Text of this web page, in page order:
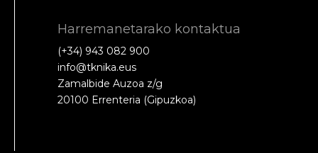
Harremanetarako kontaktua
(+34) 943 082 900
info@tknika.eus
Zamalbide Auzoa z/g
20100 Errenteria (Gipuzkoa)